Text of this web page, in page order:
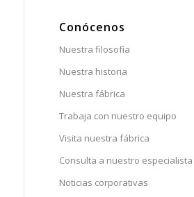
Conócenos
Nuestra filosofía
Nuestra historia
Nuestra fábrica
Trabaja con nuestro equipo
Visita nuestra fábrica
Consulta a nuestro especialista
Noticias corporativas